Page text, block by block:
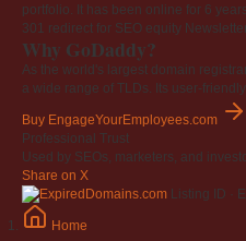
portfolio. It has been online for 6
301 redirect for SEO equity
Why GoDaddy?
As the world's largest domain
a wide range of TLDs. Its user-
Buy EngageYourEmployees.com
Professional Trust
Used by SEOs, marketers, and
Share on X
Listing ID ·
Home